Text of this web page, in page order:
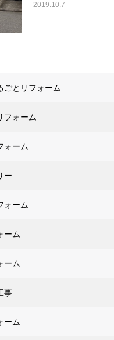
2019.10.7
ごとリフォーム
フォーム
ォーム
ー
ォーム
ーム
ーム
事
ーム